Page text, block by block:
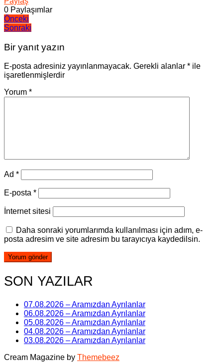
0 Paylaşımlar
Yazı
gezinmesi
Önceki
Sonraki
Bir yanıt yazın
E-posta adresiniz yayınlanmayacak. Gerekli alanlar * ile
işaretlenmişlerdir
Yorum *
Ad *
E-posta *
İnternet sitesi
Daha sonraki yorumlarımda kullanılması için adım, e-
posta adresim ve site adresim bu tarayıcıya kaydedilsin.
SON YAZILAR
07.08.2026 – Aramızdan Ayrılanlar
06.08.2026 – Aramızdan Ayrılanlar
05.08.2026 – Aramızdan Ayrılanlar
04.08.2026 – Aramızdan Ayrılanlar
03.08.2026 – Aramızdan Ayrılanlar
Cream Magazine by Themebeez